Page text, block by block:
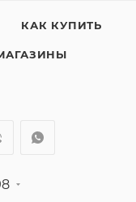
КАК КУПИТЬ